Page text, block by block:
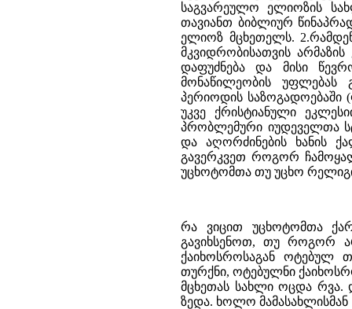
საგვარეულო ელიოზის
თავიანთ ბიბლიურ
ელიოზ მცხეთელს.
მკვიდრობისათვის
დაფუძნება და მისი
მონაწილეობის უფლებას
პერიოდის საზოგადოებაში
უკვე ქრისტიანული
პრობლემური იუდეველთა
და აღორძინების ხანის
გავერკვეთ როგორ
უცხოტომთა თუ უცხო
რა ვიცით უცხოტომთა
გავიხსენოთ, თუ როგორ
ქაიხოსროსაგან ოტებულ
თურქნი, ოტებულნი
მცხეთას სახლი ოცდა რვა.
ზედა. ხოლო